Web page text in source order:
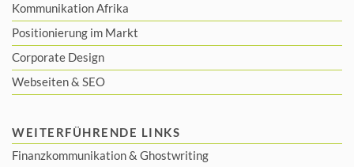
Kommunikation Afrika
Positionierung im Markt
Corporate Design
Webseiten & SEO
WEITERFÜHRENDE LINKS
Finanzkommunikation& Ghostwriting